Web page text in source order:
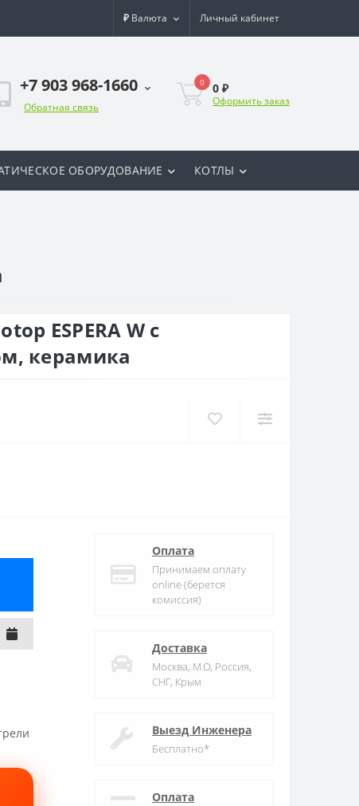
₽ Валюта Личный кабинет
+7 903 968-1660
Обратная связь
0 0 ₽
Оформить заказ
ОБОРУДОВАНИЕ КОТЛЫ
ESPERA W с
керамика
Оплата
Принимаем оплату
online (берется
комиссия)
Доставка
Москва, М.О, Россия,
СНГ, Крым
Выезд Инженера
Бесплатно*
Оплата